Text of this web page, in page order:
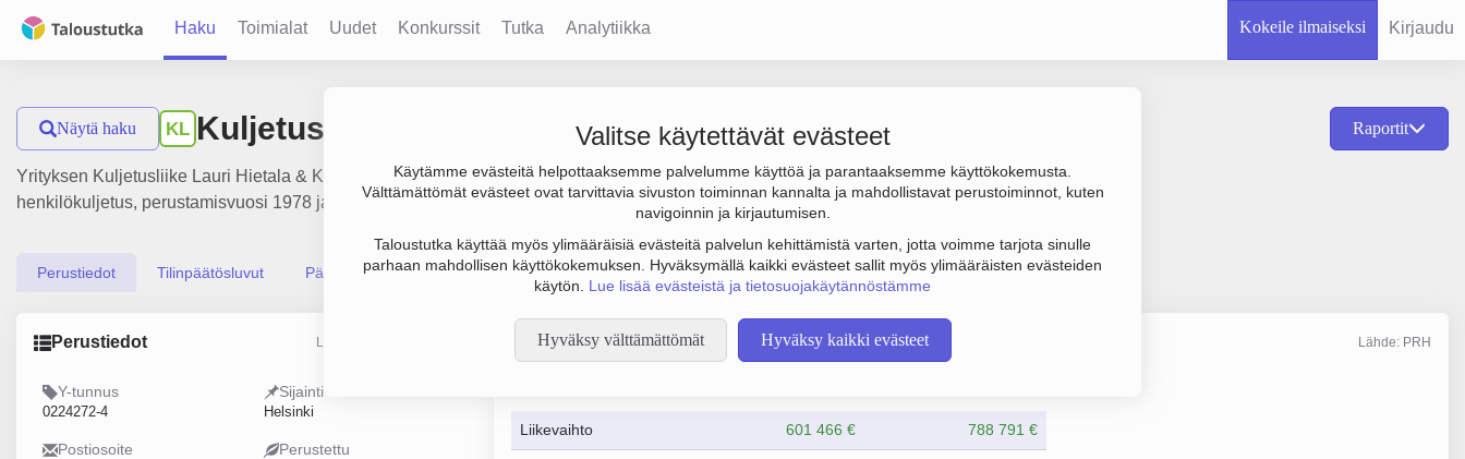
Haku Toimialat Uudet Konkurssit Tutka Analytiikka Kokeile ilmaiseksi Kirjaudu
Valitse käytettävät evästeet
Käytämme evästeitä helpottaaksemme palvelumme käyttöä ja parantaaksemme käyttökokemusta.
Välttämättömät evästeet ovat tarvittavia sivuston toiminnan kannalta ja mahdollistavat perustoiminnot, kuten
navigoinnin ja kirjautumisen.
Taloustutka käyttää myös ylimääräisiä evästeitä palvelun kehittämistä varten, jotta voimme tarjota sinulle
parhaan mahdollisen käyttökokemuksen. Hyväksymällä kaikki evästeet sallit myös ylimääräisten evästeiden
käytön. Lue lisää evästeistä ja tietosuojakäytännöstämme
Hyväksy välttämättömät Hyväksy kaikki evästeet
Näytä haku KL Kuljetusliike Lauri Hietala & Kumpp. Oy Raportit
Yrityksen Kuljetusliike Lauri Hietala & Kumpp. Oy liikevaihto on 789 000 € ja tulos 2 000 €. Sen päätoimiala on Kutsuttaessa saatavilla oleva
henkilökuljetus, perustamisvuosi 1978 ja sijainti Helsinki. Yrityksen yhtiömuoto Osakeyhtiö (OY).
Perustiedot Tilinpäätösluvut Päättäjätiedot
Perustiedot Lähde: YTJ, PRH, Traficom
Y-tunnus
0224272-4
Sijainti
Helsinki
Postiosoite Perustettu
Taloustiedot Lähde: PRH
Liikevaihto 601 466 € 788 791 €